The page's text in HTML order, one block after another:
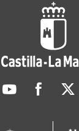
JCCM